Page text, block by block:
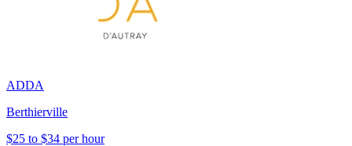
ADDA
Berthierville
$25 to $34 per hour